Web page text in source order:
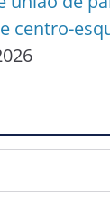
centro-